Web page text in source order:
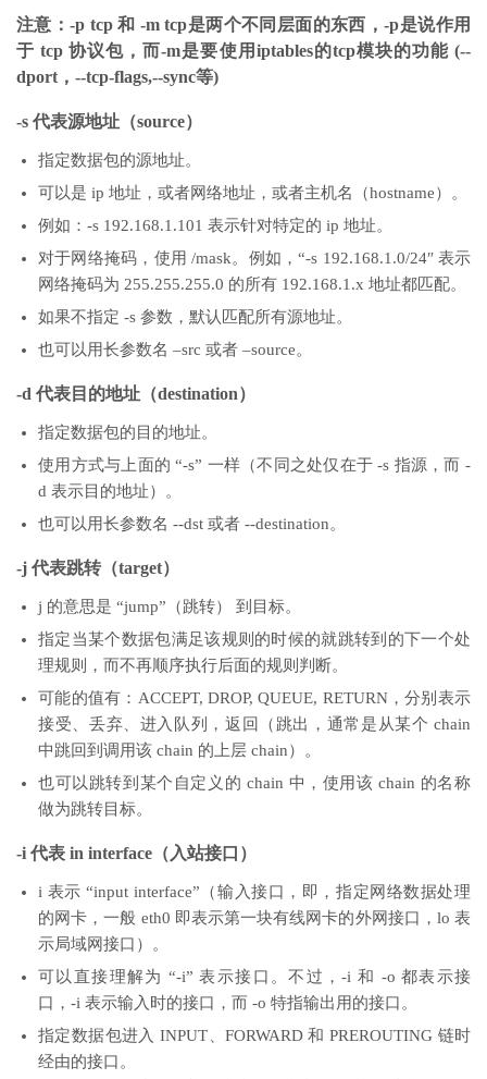
注意：-p tcp 和 -m tcp是两个不同层面的东西，-p是说作用
于 tcp 协议包，而-m是要使用iptables的tcp模块的功能 (--
dport，--tcp-flags,--sync等)
-s 代表源地址（source）
指定数据包的源地址。
可以是 ip 地址，或者网络地址，或者主机名（hostname）。
例如：-s 192.168.1.101 表示针对特定的 ip 地址。
对于网络掩码，使用 /mask。例如，“-s 192.168.1.0/24″ 表示
网络掩码为 255.255.255.0 的所有 192.168.1.x 地址都匹配。
如果不指定 -s 参数，默认匹配所有源地址。
也可以用长参数名 –src 或者 –source。
-d 代表目的地址（destination）
指定数据包的目的地址。
使用方式与上面的 “-s” 一样（不同之处仅在于 -s 指源，而 -
d 表示目的地址）。
也可以用长参数名 --dst 或者 --destination。
-j 代表跳转（target）
j 的意思是 “jump”（跳转） 到目标。
指定当某个数据包满足该规则的时候的就跳转到的下一个处
理规则，而不再顺序执行后面的规则判断。
可能的值有：ACCEPT, DROP, QUEUE, RETURN，分别表示
接受、丢弃、进入队列，返回（跳出，通常是从某个 chain
中跳回到调用该 chain 的上层 chain）。
也可以跳转到某个自定义的 chain 中，使用该 chain 的名称
做为跳转目标。
-i 代表 in interface（入站接口）
i 表示 “input interface”（输入接口，即，指定网络数据处理
的网卡，一般 eth0 即表示第一块有线网卡的外网接口，lo 表
示局域网接口）。
可以直接理解为 “-i” 表示接口。不过，-i 和 -o 都表示接
口，-i 表示输入时的接口，而 -o 特指输出用的接口。
指定数据包进入 INPUT、FORWARD 和 PREROUTING 链时
经由的接口。